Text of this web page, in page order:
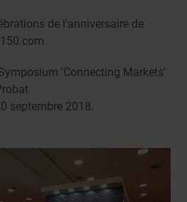
de l'anniversaire de
'Connecting Markets'
septembre 2018.